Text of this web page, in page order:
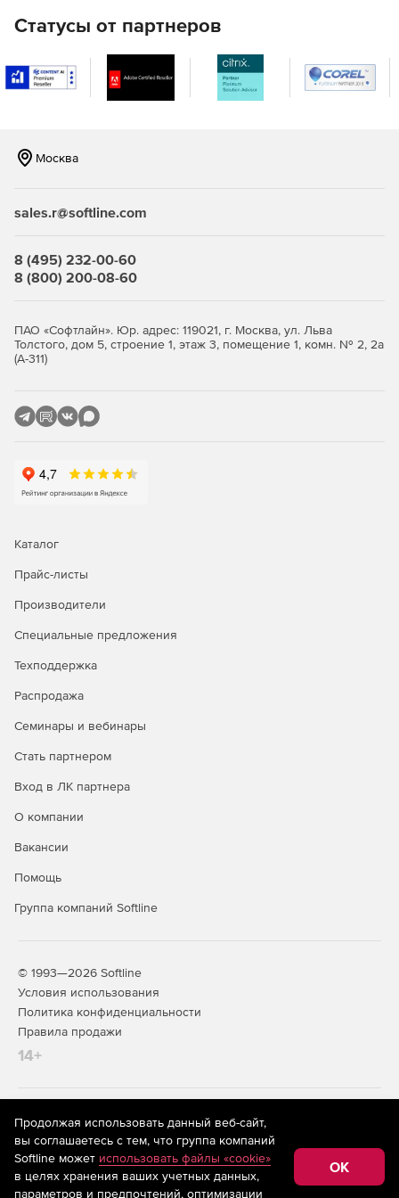
используются файлы CSV (их можно вручную
Автоматический перенос прав доступа (ACL) для
файлов, каталогов и общих папок.
сохранении профилей (локальные или роуминговые
Сохранение проектов миграции.
командной строки.
Статусы от партнеров
Москва
sales.r@softline.com
8 (495) 232-00-60
8 (800) 200-08-60
ПАО «Софтлайн». Юр. адрес: 119021, г. Москва, ул. Льва
Толстого, дом 5, строение 1, этаж 3, помещение 1, комн. № 2, 2а
(А-311)
Каталог
Прайс-листы
Производители
Специальные предложения
Техподдержка
Распродажа
Семинары и вебинары
Стать партнером
Вход в ЛК партнера
О компании
Вакансии
Помощь
Группа компаний Softline
© 1993—2026 Softline
Условия использования
Политика конфиденциальности
Правила продажи
14+
На информационном ресурсе store.softline.ru применяются
рекомендательные технологии
(информационные технологии
предоставления информации на основе сбора,
систематизации и анализа сведений, относящихся к
предпочтениям пользователей сети «Интернет»,
находящихся на территории Российской Федерации)
Продолжая использовать данный веб-сайт,
вы соглашаетесь с тем, что группа компаний
Softline может использовать файлы «cookie»
в целях хранения ваших учетных данных,
параметров и предпочтений, оптимизации
OK